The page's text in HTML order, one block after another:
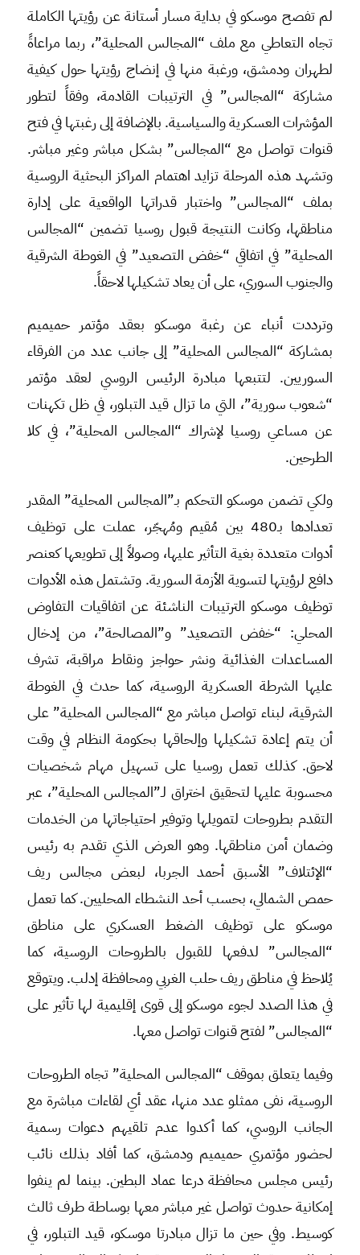
لم تفصح موسكو في بداية مسار أستانة عن رؤيتها الكاملة
تجاه التعاطي مع ملف “المجالس المحلية”، ربما مراعاةً
لطهران ودمشق، ورغبة منها في إنضاج رؤيتها حول كيفية
مشاركة “المجالس” في الترتيبات القادمة، وفقاً لتطور
المؤشرات العسكرية والسياسية. بالإضافة إلى رغبتها في فتح
قنوات تواصل مع “المجالس” بشكل مباشر وغير مباشر.
وتشهد هذه المرحلة تزايد اهتمام المراكز البحثية الروسية
بملف “المجالس” واختبار قدراتها الواقعية على إدارة
مناطقها، وكانت النتيجة قبول روسيا تضمين “المجالس
المحلية” في اتفاقي “خفض التصعيد” في الغوطة الشرقية
والجنوب السوري، على أن يعاد تشكيلها لاحقاً.
وترددت أنباء عن رغبة موسكو بعقد مؤتمر حميميم
بمشاركة “المجالس المحلية” إلى جانب عدد من الفرقاء
السوريين. لتتبعها مبادرة الرئيس الروسي لعقد مؤتمر
“شعوب سورية”، التي ما تزال قيد التبلور، في ظل تكهنات
عن مساعي روسيا لإشراك “المجالس المحلية”، في كلا
الطرحين.
ولكي تضمن موسكو التحكم بـ”المجالس المحلية” المقدر
تعدادها بـ480 بين مُقيم ومُهجّر، عملت على توظيف
أدوات متعددة بغية التأثير عليها، وصولاً إلى تطويعها كعنصر
دافع لرؤيتها لتسوية الأزمة السورية. وتشتمل هذه الأدوات
توظيف موسكو الترتيبات الناشئة عن اتفاقيات التفاوض
المحلي: “خفض التصعيد” و”المصالحة”، من إدخال
المساعدات الغذائية ونشر حواجز ونقاط مراقبة، تشرف
عليها الشرطة العسكرية الروسية، كما حدث في الغوطة
الشرقية، لبناء تواصل مباشر مع “المجالس المحلية” على
أن يتم إعادة تشكيلها وإلحاقها بحكومة النظام في وقت
لاحق. كذلك تعمل روسيا على تسهيل مهام شخصيات
محسوبة عليها لتحقيق اختراق لـ”المجالس المحلية”، عبر
التقدم بطروحات لتمويلها وتوفير احتياجاتها من الخدمات
وضمان أمن مناطقها. وهو العرض الذي تقدم به رئيس
“الإئتلاف” الأسبق أحمد الجربا، لبعض مجالس ريف
حمص الشمالي، بحسب أحد النشطاء المحليين. كما تعمل
موسكو على توظيف الضغط العسكري على مناطق
“المجالس” لدفعها للقبول بالطروحات الروسية، كما
يُلاحظ في مناطق ريف حلب الغربي ومحافظة إدلب. ويتوقع
في هذا الصدد لجوء موسكو إلى قوى إقليمية لها تأثير على
“المجالس” لفتح قنوات تواصل معها.
وفيما يتعلق بموقف “المجالس المحلية” تجاه الطروحات
الروسية، نفى ممثلو عدد منها، عقد أي لقاءات مباشرة مع
الجانب الروسي، كما أكدوا عدم تلقيهم دعوات رسمية
لحضور مؤتمري حميميم ودمشق، كما أفاد بذلك نائب
رئيس مجلس محافظة درعا عماد البطين. بينما لم ينفوا
إمكانية حدوث تواصل غير مباشر معها بوساطة طرف ثالث
كوسيط. وفي حين ما تزال مبادرتا موسكو، قيد التبلور، في